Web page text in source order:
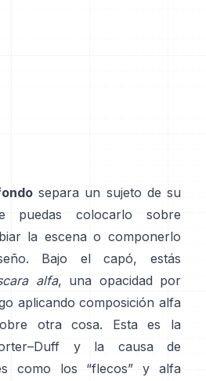
separa un sujeto de su
puedas colocarlo sobre
la escena o componerlo
Bajo el capó, estás
alfa, una opacidad por
aplicando composición alfa
otra cosa. Esta es la
y la causa de
como los “flecos” y
alfa